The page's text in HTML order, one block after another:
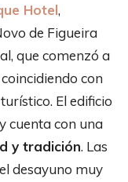
Hotel,
de Figueira
que comenzó a
con
El edificio
cuenta con una
y tradición. Las
desayuno muy